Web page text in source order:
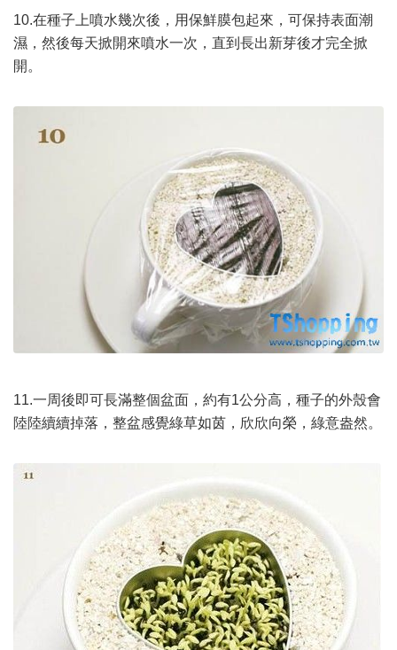
10.在種子上噴水幾次後，用保鮮膜包起來，可保持表面潮
濕，然後每天掀開來噴水一次，直到長出新芽後才完全掀
開。
11.一周後即可長滿整個盆面，約有1公分高，種子的外殼會
陸陸續續掉落，整盆感覺綠草如茵，欣欣向榮，綠意盎然。